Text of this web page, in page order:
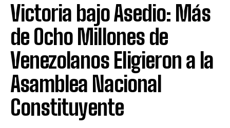
Victoria bajo Asedio: Más
de Ocho Millones de
Venezolanos Eligieron a la
Asamblea Nacional
Constituyente